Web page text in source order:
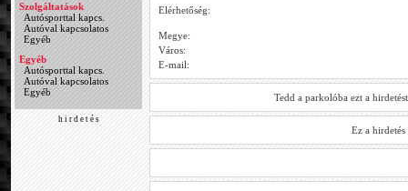
Szolgáltatások
Autósporttal kapcs.
Autóval kapcsolatos
Egyéb
Egyéb
Autósporttal kapcs.
Autóval kapcsolatos
Egyéb
h i r d e t é s
Elérhetőség:
Megye:
Város:
E-mail:
Tedd a parkolóba ezt a
Ez a